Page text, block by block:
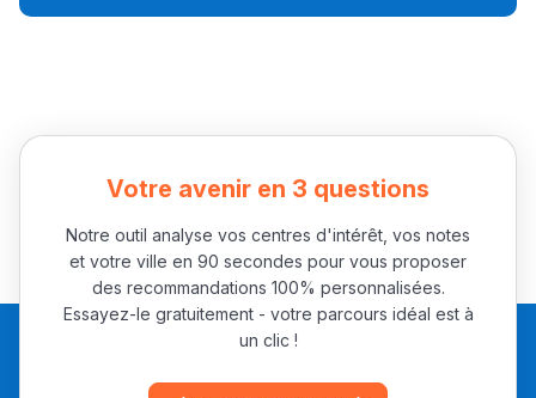
Votre avenir en 3 questions
Notre outil analyse vos centres d'intérêt, vos notes
et votre ville en 90 secondes pour vous proposer
des recommandations 100% personnalisées.
Essayez-le gratuitement - votre parcours idéal est à
un clic !